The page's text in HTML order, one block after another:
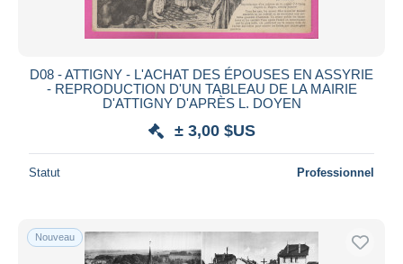
D08 - ATTIGNY - L'ACHAT DES ÉPOUSES EN ASSYRIE
- REPRODUCTION D'UN TABLEAU DE LA MAIRIE
D'ATTIGNY D'APRÈS L. DOYEN
± 3,00 $US
Statut Professionnel
Nouveau